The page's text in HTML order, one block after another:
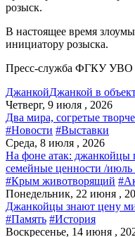
розыск.
В настоящее время
инициатору розыска.
Пресс-служба ФГКУ УВО
ДжанкойДжанкой в
Четверг, 9 июля , 2026
Два мира, согретые
#Новости #Выставки
Среда, 8 июля , 2026
На фоне атак: джанкойцы
семейные ценности /июль
#Крым животворящий
Понедельник, 22 июня ,
Джанкойцы знают цену
#Память #История
Воскресенье, 14 июня ,